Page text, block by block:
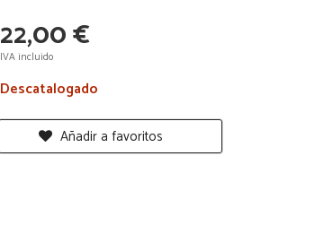
22,00 €
IVA incluido
Descatalogado
Añadir a favoritos